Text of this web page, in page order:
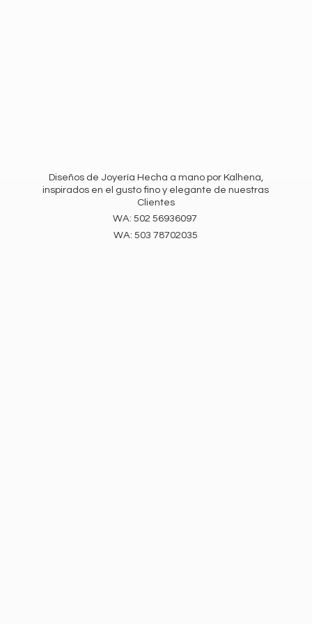
Diseños de Joyería Hecha a mano por Kalhena,
inspirados en el gusto fino y elegante de nuestras
Clientes
WA: 502 56936097
WA:503 78702035